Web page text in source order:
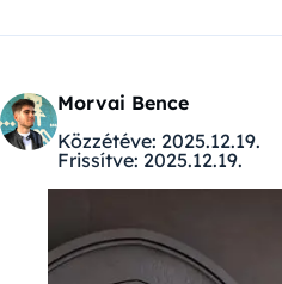
Morvai Bence
Közzétéve: 2025.12.19.
Frissítve: 2025.12.19.